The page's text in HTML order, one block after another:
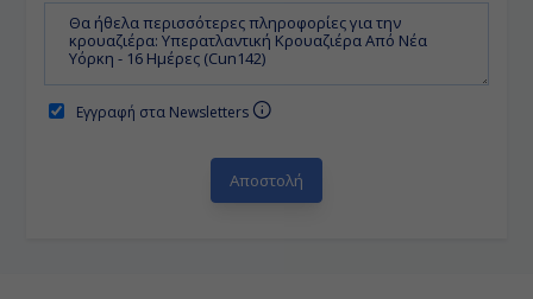
Εγγραφή στα Newsletters